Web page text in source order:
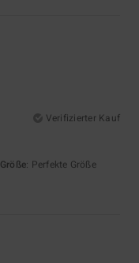
Verifizierter Kauf
Größe: Perfekte Größe